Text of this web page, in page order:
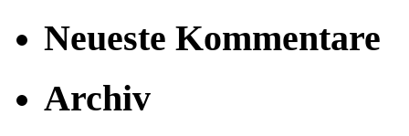
Neueste Kommentare
Archiv